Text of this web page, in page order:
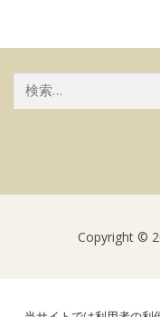
索:
Copyright ©